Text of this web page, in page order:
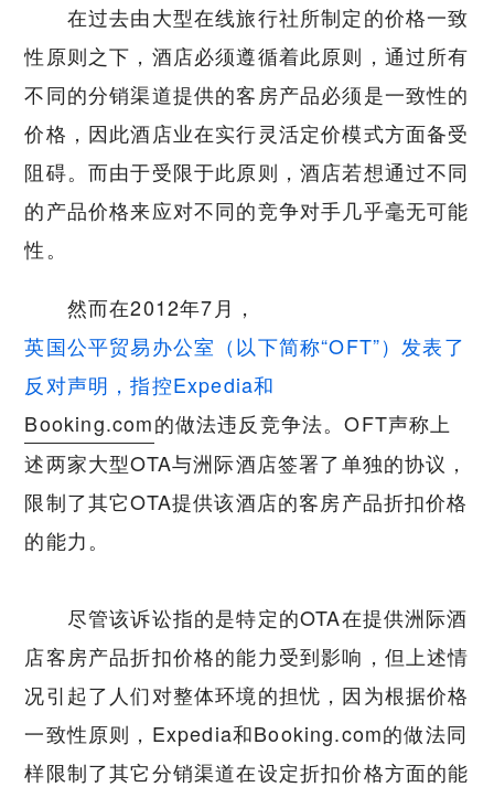
在过去由大型在线旅行社所制定的价格一致
性原则之下，酒店必须遵循着此原则，通过所有
不同的分销渠道提供的客房产品必须是一致性的
价格，因此酒店业在实行灵活定价模式方面备受
阻碍。而由于受限于此原则，酒店若想通过不同
的产品价格来应对不同的竞争对手几乎毫无可能
性。
然而在2012年7月，
英国公平贸易办公室（以下简称“OFT”）发表了
反对声明，指控Expedia和
Booking.com的做法违反竞争法。OFT声称上
述两家大型OTA与洲际酒店签署了单独的协议，
限制了其它OTA提供该酒店的客房产品折扣价格
的能力。
尽管该诉讼指的是特定的OTA在提供洲际酒
店客房产品折扣价格的能力受到影响，但上述情
况引起了人们对整体环境的担忧，因为根据价格
一致性原则，Expedia和Booking.com的做法同
样限制了其它分销渠道在设定折扣价格方面的能